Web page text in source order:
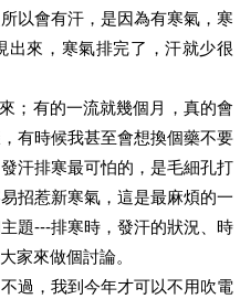
以會有汗，是因為有寒氣，寒
出來，寒氣排完了，汗就少很
；有的一流就幾個月，真的會
有時候我甚至會想換個藥不要
汗排寒最可怕的，是毛細孔打
招惹新寒氣，這是最麻煩的一
題---排寒時，發汗的狀況、時
家來做個討論。
過，我到今年才可以不用吹電